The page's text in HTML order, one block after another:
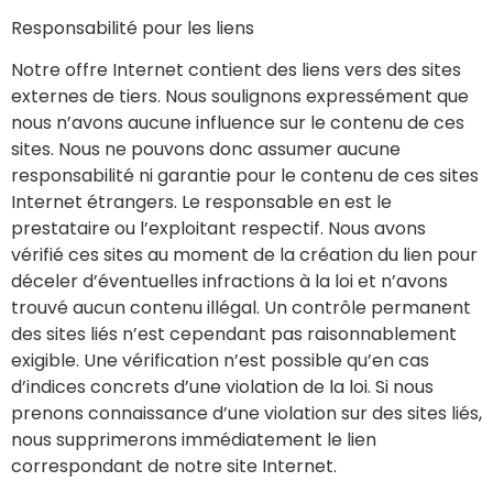
Responsabilité pour les liens
Notre offre Internet contient des liens vers des sites
externes de tiers. Nous soulignons expressément que
nous n’avons aucune influence sur le contenu de ces
sites. Nous ne pouvons donc assumer aucune
responsabilité ni garantie pour le contenu de ces sites
Internet étrangers. Le responsable en est le
prestataire ou l’exploitant respectif. Nous avons
vérifié ces sites au moment de la création du lien pour
déceler d’éventuelles infractions à la loi et n’avons
trouvé aucun contenu illégal. Un contrôle permanent
des sites liés n’est cependant pas raisonnablement
exigible. Une vérification n’est possible qu’en cas
d’indices concrets d’une violation de la loi. Si nous
prenons connaissance d’une violation sur des sites liés,
nous supprimerons immédiatement le lien
correspondant de notre site Internet.